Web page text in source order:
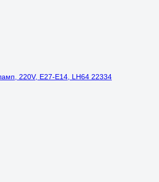
220V, E27-E14, LH64 22334